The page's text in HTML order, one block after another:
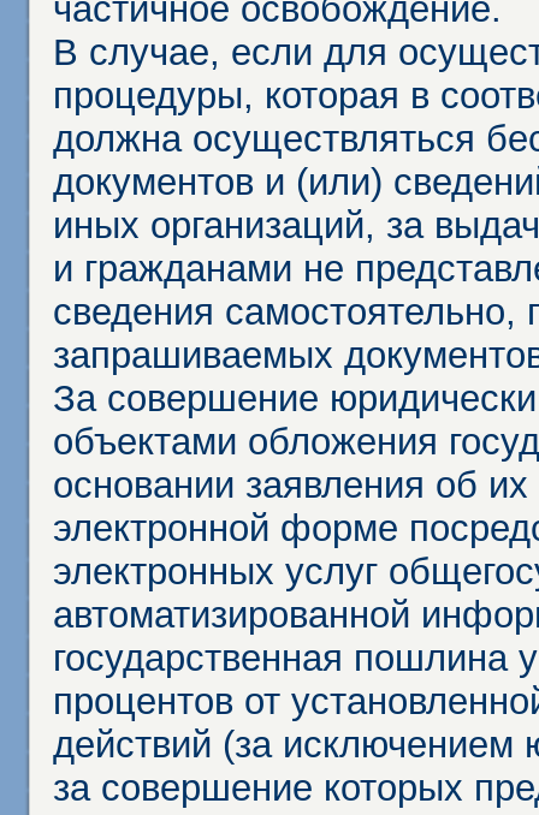
частичное освобождение.
В случае, если для
процедуры, которая в
должна осуществляться
документов и (или)
иных организаций, за
и гражданами не
сведения
запрашиваемых
За совершение
объектами обложения
основании заявления об
электронной форме
электронных услуг
автоматизированной
государственная пошлина
процентов от
действий (за исключением
за совершение которых